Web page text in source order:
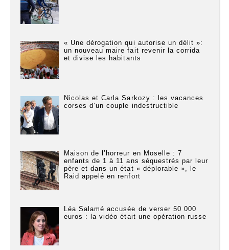
« Une dérogation qui autorise un délit »:
un nouveau maire fait revenir la corrida
et divise les habitants
Nicolas et Carla Sarkozy : les vacances
corses d’un couple indestructible
Maison de l’horreur en Moselle : 7
enfants de 1 à 11 ans séquestrés par leur
père et dans un état « déplorable », le
Raid appelé en renfort
Léa Salamé accusée de verser 50 000
euros : la vidéo était une opération russe